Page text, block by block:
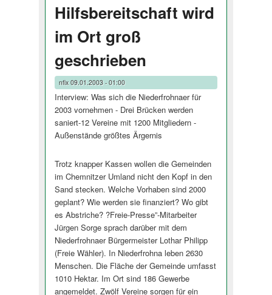
Hilfsbereitschaft wird
im Ort groß
geschrieben
nfix09.01.2003 - 01:00
Interview: Was sich die Niederfrohnaer für
2003 vornehmen - Drei Brücken werden
saniert-12 Vereine mit 1200 Mitgliedern -
Außenstände größtes Ärgernis
Trotz knapper Kassen wollen die Gemeinden
im Chemnitzer Umland nicht den Kopf in den
Sand stecken. Welche Vorhaben sind 2000
geplant? Wie werden sie finanziert? Wo gibt
es Abstriche? ?Freie-Presse”-Mitarbeiter
Jürgen Sorge sprach darüber mit dem
Niederfrohnaer Bürgermeister Lothar Philipp
(Freie Wähler). In Niederfrohna leben 2630
Menschen. Die Fläche der Gemeinde umfasst
1010 Hektar. Im Ort sind 186 Gewerbe
angemeldet. Zwölf Vereine sorgen für ein